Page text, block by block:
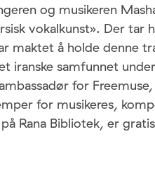
og musikeren
vokalkunst». Der tar
maktet å holde denne
iranske samfunnet
for Freemuse,
for musikeres,
Rana Bibliotek, er